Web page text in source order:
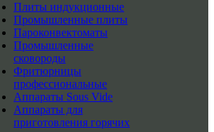
Плиты индукционные
Промышленные плиты
Пароконвектоматы
Промышленные
сковороды
Фритюрницы
профессиональные
Аппараты Sous Vide
Аппараты для
приготовления горячих